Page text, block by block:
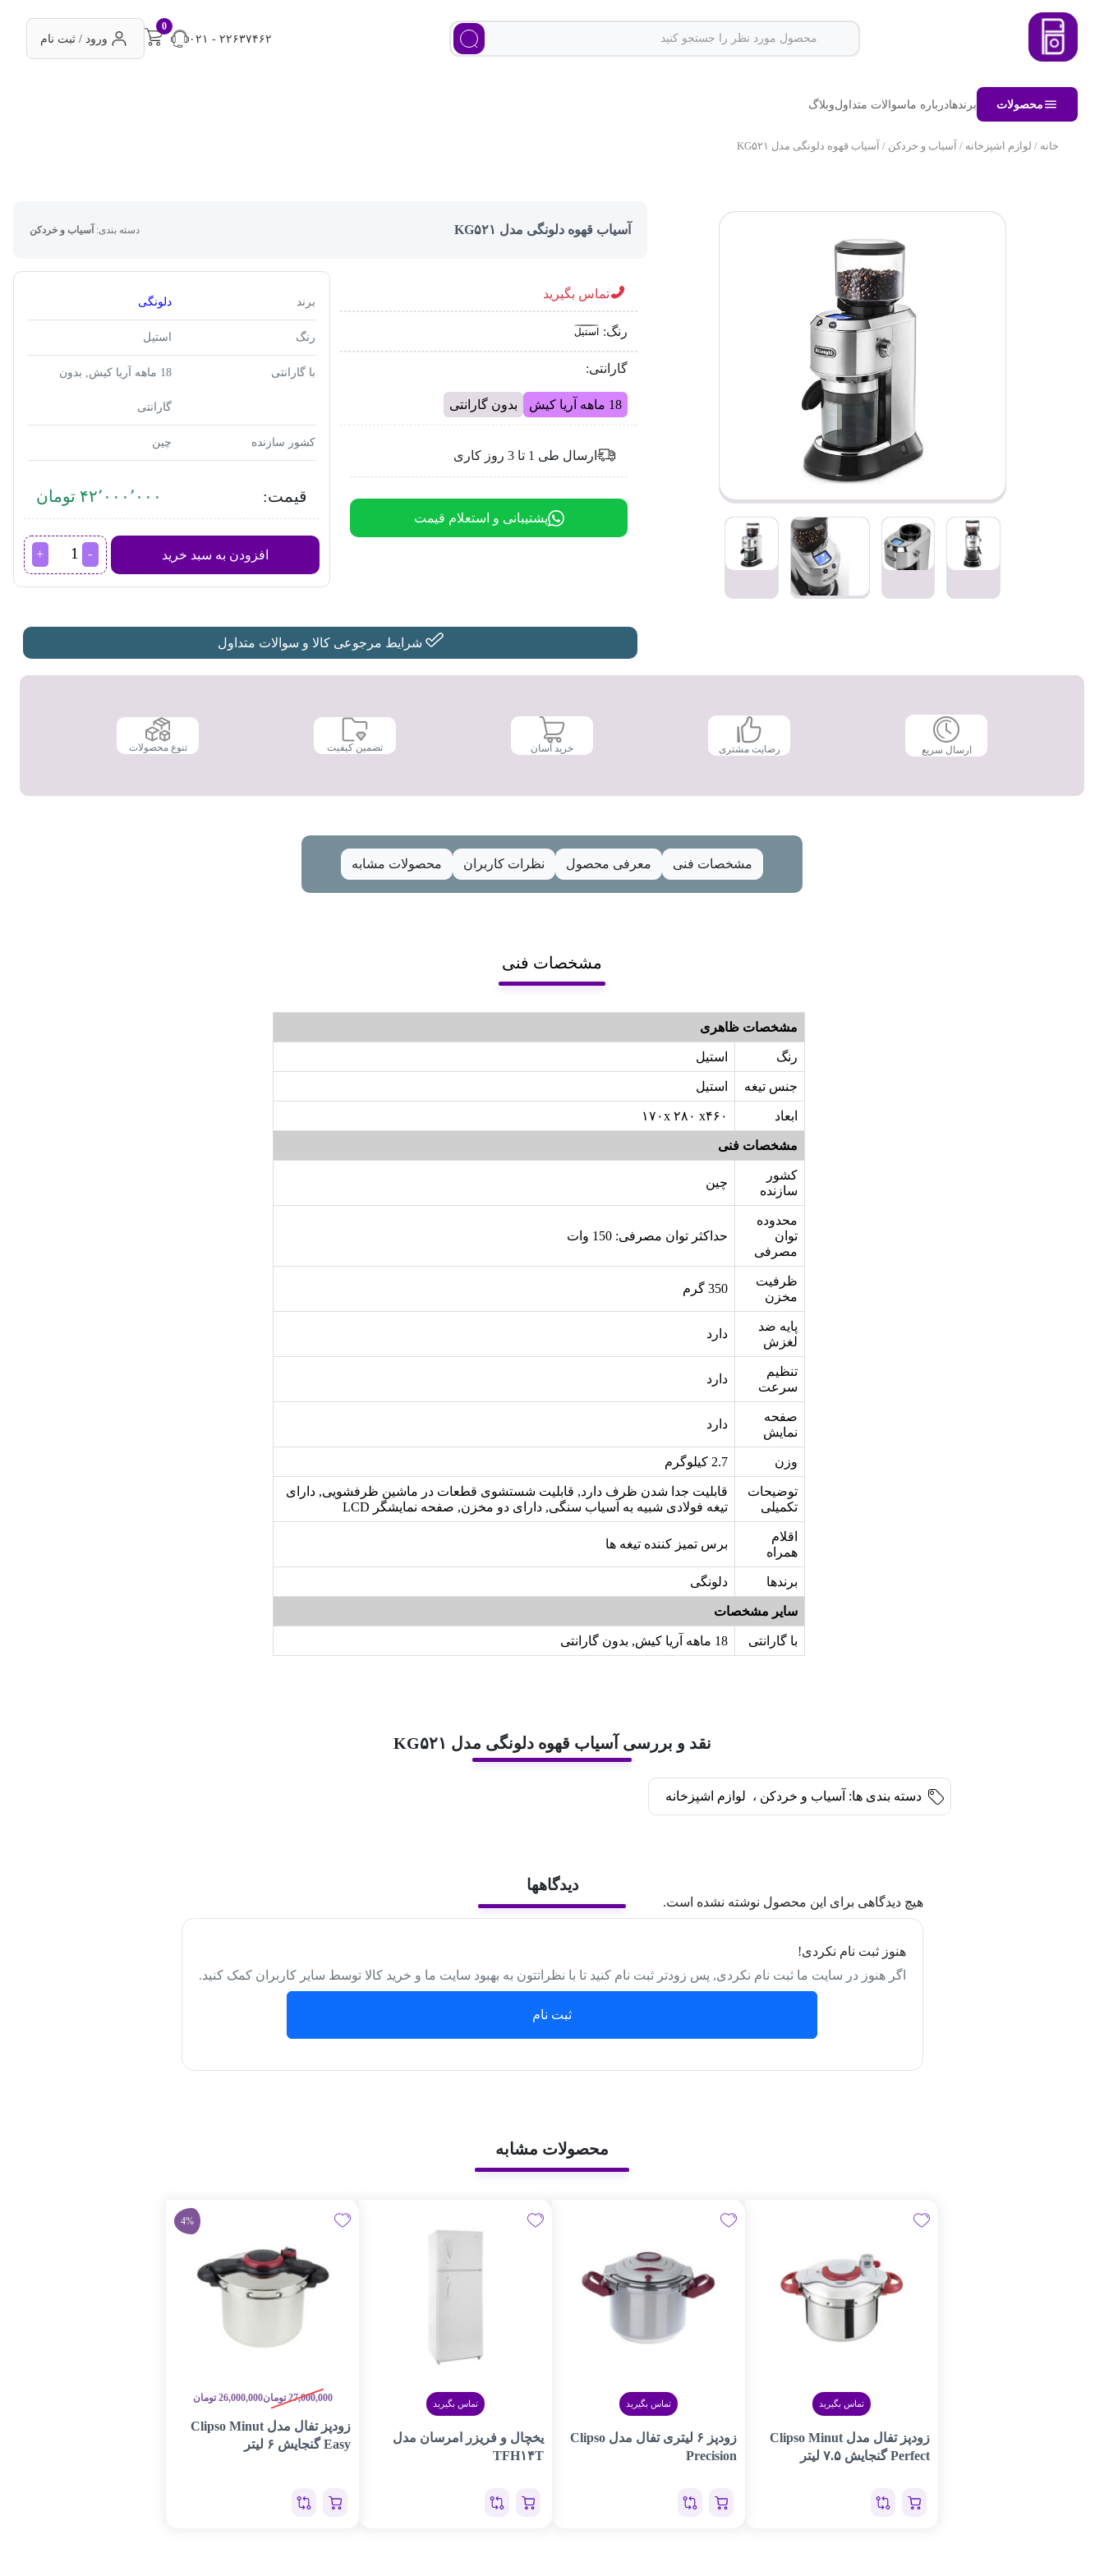
۰۲۱ - ۲۲۶۳۷۴۶۲
0
ورود / ثبت نام
محصولات برندهادرباره ماسوالات متداولوبلاگ
خانه / لوازم اشپزخانه / آسیاب و خردکن / آسیاب قهوه دلونگی مدل KG۵۲۱
آسیاب قهوه دلونگی مدل KG۵۲۱ دسته بندی: آسیاب و خردکن
تماس بگیرید
رنگ: استیل
گارانتی:
18 ماهه آریا کیش بدون گارانتی
ارسال طی 1 تا 3 روز کاری
پشتیبانی و استعلام قیمت
برند دلونگی
رنگ استیل
با گارانتی 18 ماهه آریا کیش, بدون
گارانتی
کشور سازنده چین
قیمت: ۴۲٬۰۰۰٬۰۰۰ تومان
افزودن به سبد خرید
آسیاب
قهوه
عدد
شرایط مرجوعی کالا و سوالات متداول
ارسال سریع رضایت مشتری خرید آسان تضمین کیفیت تنوع محصولات
مشخصات فنی معرفی محصول نظرات کاربران محصولات مشابه
مشخصات فنی
مشخصات ظاهری
رنگ استیل
جنس تیغه استیل
ابعاد ۱۷۰x ۲۸۰ x۴۶۰
مشخصات فنی
کشور
سازنده
چین
محدوده
توان
مصرفی
حداکثر توان مصرفی: 150 وات
ظرفیت
مخزن
350 گرم
پایه ضد
لغزش
دارد
تنظیم
سرعت
دارد
صفحه
نمایش
دارد
وزن 2.7 کیلوگرم
توضیحات
تکمیلی
قابلیت جدا شدن ظرف دارد, قابلیت شستشوی قطعات در ماشین ظرفشویی, دارای
تیغه فولادی شبیه به آسیاب سنگی, دارای دو مخزن, صفحه نمایشگر LCD
اقلام
همراه
برس تمیز کننده تیغه ها
برندها دلونگی
سایر مشخصات
با گارانتی 18 ماهه آریا کیش, بدون گارانتی
نقد و بررسی آسیاب قهوه دلونگی مدل KG۵۲۱
دسته بندی ها: آسیاب و خردکن ، لوازم اشپزخانه
دیدگاهها
هیچ دیدگاهی برای این محصول نوشته نشده است.
هنوز ثبت نام نکردی!
اگر هنوز در سایت ما ثبت نام نکردی, پس زودتر ثبت نام کنید تا با نظراتتون به بهبود سایت ما و خرید کالا توسط سایر کاربران کمک کنید.
ثبت نام
محصولات مشابه
تماس بگیرید
زودپز تفال مدل Clipso Minut
Perfect گنجایش ۷.۵ لیتر
تماس بگیرید
زودپز ۶ لیتری تفال مدل Clipso
Precision
تماس بگیرید
یخچال و فریزر امرسان مدل
TFH۱۴T
4%
27,000,000 تومان26,000,000 تومان
زودپز تفال مدل Clipso Minut
Easy گنجایش ۶ لیتر